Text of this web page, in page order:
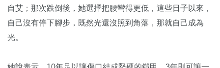
自艾；那次跌倒後，她選擇把腰彎得更低，這些日子以來，
自己沒有停下腳步，既然光還沒照到角落，那就自己成為
光。